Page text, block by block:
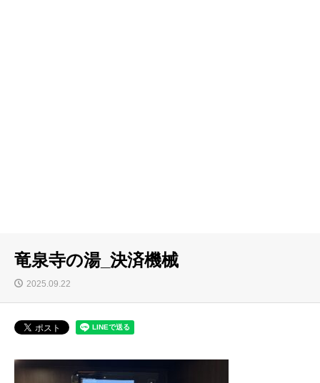
竜泉寺の湯_決済機械
2025.09.22